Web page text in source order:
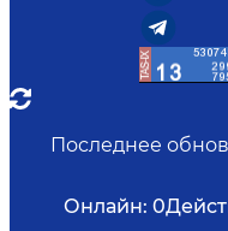
Последнее
Онлайн: 0